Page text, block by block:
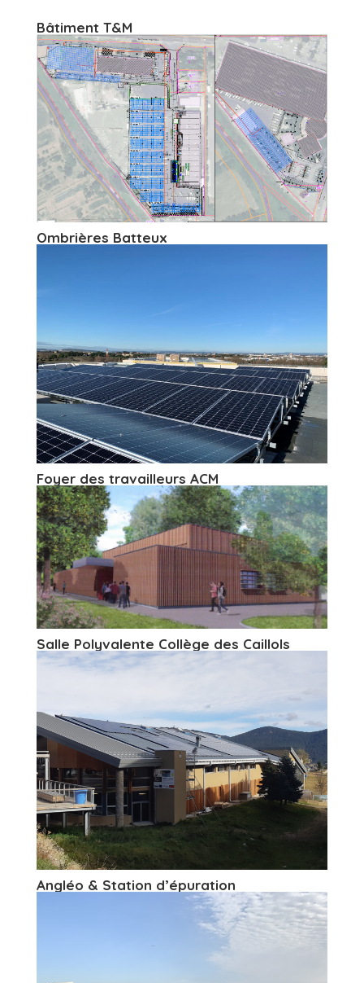
Bâtiment T&M
Ombrières Batteux
Foyer des travailleurs ACM
Salle Polyvalente Collège des Caillols
Angléo & Station d’épuration